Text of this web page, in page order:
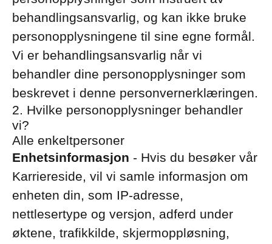
behandlingsansvarlig, og kan ikke bruke
personopplysningene til sine egne formål.
Vi er behandlingsansvarlig når vi
behandler dine personopplysninger som
beskrevet i denne personvernerklæringen.
2. Hvilke personopplysninger behandler
vi?
Alle enkeltpersoner
Enhetsinformasjon - Hvis du besøker vår
Karriereside, vil vi samle informasjon om
enheten din, som IP-adresse,
nettlesertype og versjon, adferd under
øktene, trafikkilde, skjermoppløsning,